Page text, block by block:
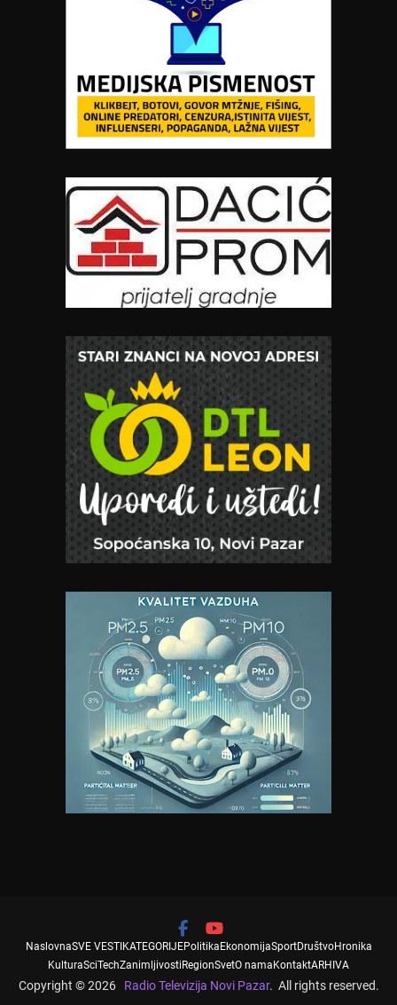
NaslovnaSVE VESTI KATEGORIJEPolitika EkonomijaSportDruštvoHronika
KulturaSciTechZanimljivosti RegionSvetO nama KontaktARHIVA
Copyright © 2026 Radio Televizija Novi Pazar. All rights reserved.